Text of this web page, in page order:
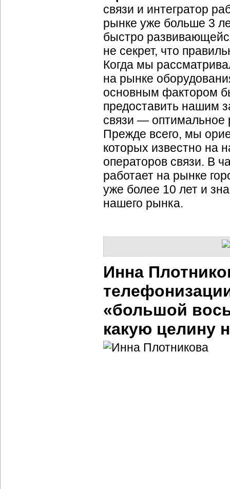
связи и интегратор
рынке уже больше 3
быстро
не секрет, что
Когда мы
на рынке
основным фактором
предоставить нашим
связи — оптимальное
Прежде всего, мы
которых известно на
операторов связи. В
работает на рынке
уже более 10 лет и
нашего рынка.
Инна
«большой
какую целину